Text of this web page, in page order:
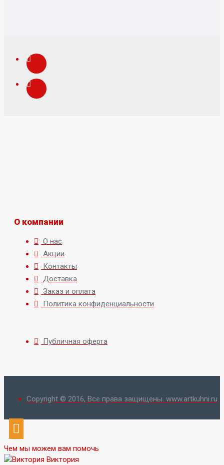
О компании
О нас
Акции
Контакты
Доставка
Заказ и оплата
Политика конфиденциальности
Публичная оферта
Copyright © 2016, Все права защищены. www.artkuhni.ru
Чем мы можем вам помочь
Виктория